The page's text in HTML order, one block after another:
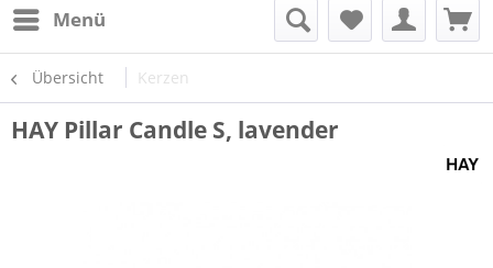
Menü
Übersicht Kerzen
HAY Pillar Candle S, lavender